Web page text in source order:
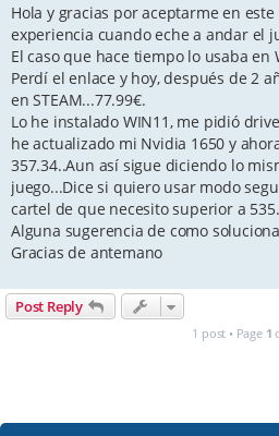
s
Hola y gracias por aceptarme en
experiencia cuando eche a andar el
El caso que hace tiempo lo usaba en
Perdí el enlace y hoy, después de 2
en STEAM...77.99€.
Lo he instalado WIN11, me pidió
he actualizado mi Nvidia 1650 y
357.34..Aun así sigue diciendo lo
juego...Dice si quiero usar modo
cartel de que necesito superior a
Alguna sugerencia de como
Gracias de antemano
Post Reply
1 post • Page 1